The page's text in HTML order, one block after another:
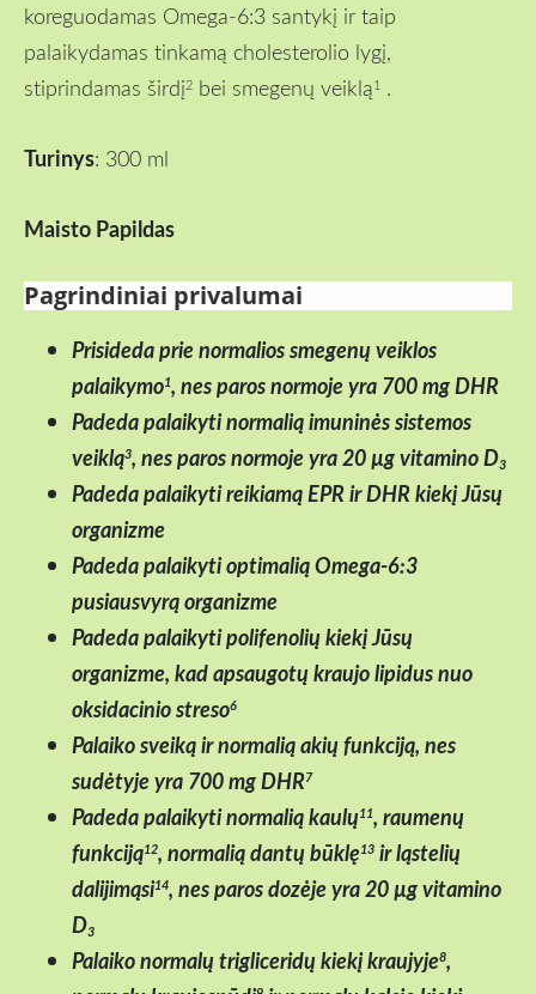
koreguodamas Omega-6:3 santykį ir taip
palaikydamas tinkamą cholesterolio lygį,
stiprindamas širdį2 bei smegenų veiklą1 .
Turinys: 300 ml
Maisto Papildas
Pagrindiniai privalumai
Prisideda prie normalios smegenų veiklos
palaikymo1, nes paros normoje yra 700 mg DHR
Padeda palaikyti normalią imuninės sistemos
veiklą3, nes paros normoje yra 20 µg vitamino D3
Padeda palaikyti reikiamą EPR ir DHR kiekį Jūsų
organizme
Padeda palaikyti optimalią Omega-6:3
pusiausvyrą organizme
Padeda palaikyti polifenolių kiekį Jūsų
organizme, kad apsaugotų kraujo lipidus nuo
oksidacinio streso6
Palaiko sveiką ir normalią akių funkciją, nes
sudėtyje yra 700 mg DHR7
Padeda palaikyti normalią kaulų11, raumenų
funkciją12, normalią dantų būklę13 ir ląstelių
dalijimąsi14, nes paros dozėje yra 20 µg vitamino
D3
Palaiko normalų trigliceridų kiekį kraujyje8,